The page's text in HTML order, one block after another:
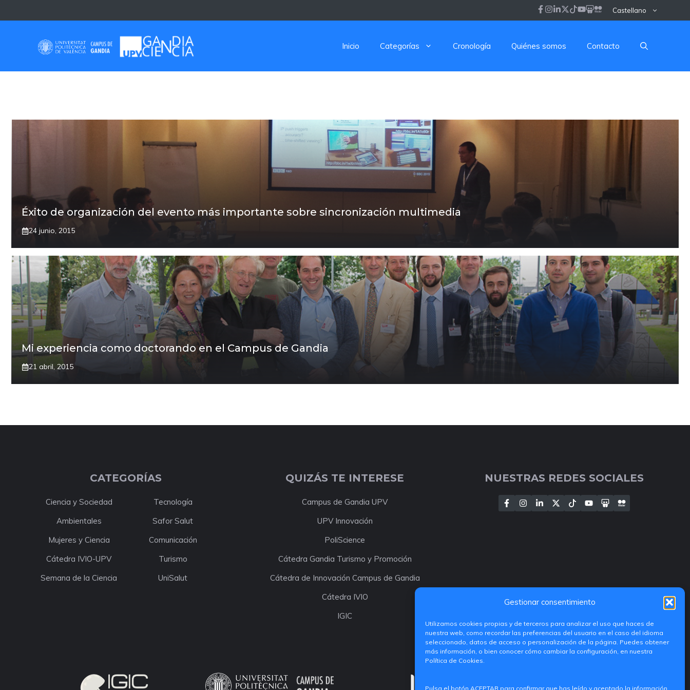
Gestionar consentimiento
Utilizamos cookies propias y de terceros para analizar el uso que haces de
nuestra web, como recordar las preferencias del usuario en el caso del idioma
seleccionado, datos de acceso o personalización de la página. Puedes obtener
más información, o bien conocer cómo cambiar la configuración, en nuestra
Política de Cookies.
Pulsa el botón ACEPTAR para confirmar que has leído y aceptado la información
al
Castellano
Inicio Categorías Cronología Quiénes somos Contacto
Éxito de organización del evento más importante sobre sincronización multimedia
24 junio, 2015
Mi experiencia como doctorando en el Campus de Gandia
21 abril, 2015
CATEGORÍAS
Ciencia y Sociedad
Tecnología
Ambientales
Safor Salut
Mujeres y Ciencia
Comunicación
Cátedra IVIO-UPV
Turismo
Semana de la Ciencia
UniSalut
QUIZÁS TE INTERESE
Campus de Gandia UPV
UPV Innovación
PoliScience
Cátedra Gandia Turismo y Promoción
Cátedra de Innovación Campus de Gandia
Cátedra IVIO
IGIC
NUESTRAS REDES SOCIALES